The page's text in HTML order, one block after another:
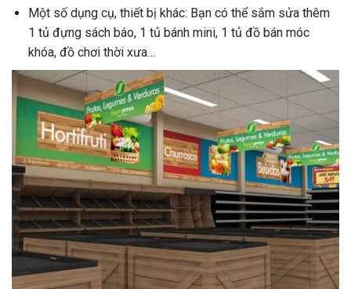
Một số dụng cụ, thiết bị khác: Bạn có thể sắm sửa thêm
1 tủ đựng sách báo, 1 tủ bánh mini, 1 tủ đồ bán móc
khóa, đồ chơi thời xưa…